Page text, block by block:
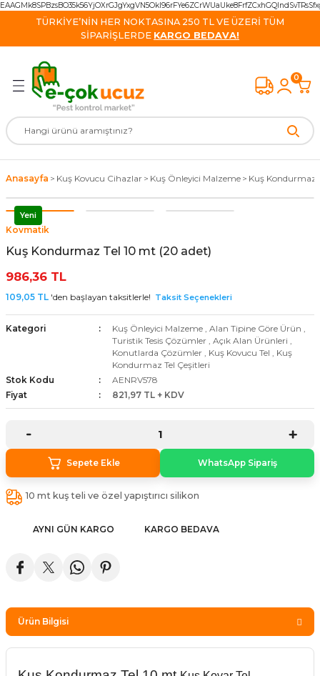
TÜRKİYE’NİN HER NOKTASINA 250 TL VE ÜZERİ TÜM
SİPARİŞLERDE KARGO BEDAVA!
Geri Dön
Cihazlar
Cihazlar
Cihazlar
Cihazlar
Cihazlar
Cihazlar
Kovucu Cihazlar
Cihazlar
Geri Dön
kovucu Ürünler
Ürünler
Ürünler
Geri Dön
ve Yem
Ultrasonik Cihazlar
Geri Dön
Malzemeleri
Geri Dön
İlacı
İlacı
Geri Dön
Ürün
Geri Dön
Kovucu
Tilki Kovucu
0
Anasayfa Kuş Kovucu Cihazlar Kuş Önleyici Malzeme Kuş Kondurmaz
Yeni
Kovmatik
Kuş Kondurmaz Tel 10 mt (20 adet)
986,36 TL
109,05 TL 'den başlayan taksitlerle! Taksit Seçenekleri
Kategori Kuş Önleyici Malzeme Alan Tipine Göre Ürün
Turistik Tesis Çözümler
Açık Alan Ürünleri
Konutlarda Çözümler
Kuş Kovucu Tel
Kuş
Kondurmaz Tel Çeşitleri
Stok Kodu
AENRV578
Fiyat
821,97 TL + KDV
Sepete Ekle WhatsApp Sipariş
10 mt kuş teli ve özel yapıştırıcı silikon
AYNI GÜN KARGO KARGO BEDAVA
Ürün Bilgisi